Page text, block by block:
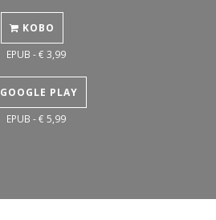
KOBO
EPUB - € 3,99
GOOGLE PLAY
EPUB - € 5,99